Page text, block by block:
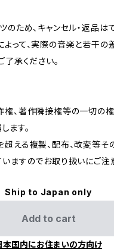
ため、キャンセル・返品は
って、実際の音楽と若干の
了承ください。
、著作隣接権等の一切の
ます。
える複製、配布、改変等そ
ますのでお取り扱いにご注
Ship to Japan only
Add to cart
本国内にお住まいの方向け